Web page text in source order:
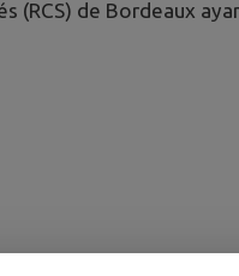
(RCS) de Bordeaux